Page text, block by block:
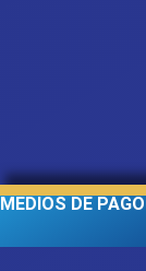
MEDIOS DE PAGO